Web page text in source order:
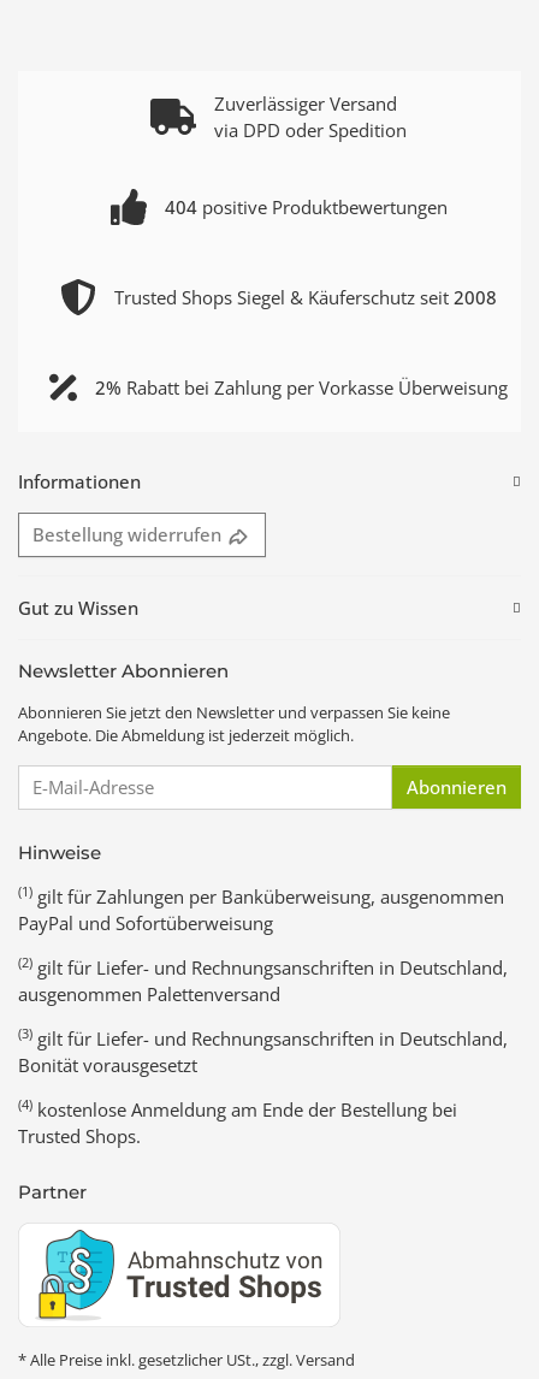
Zuverlässiger Versand
via DPD oder Spedition
404positive Produktbewertungen
Trusted Shops Siegel & Käuferschutz seit 2008
2% Rabatt bei Zahlung per Vorkasse Überweisung
Informationen
Bestellung widerrufen
Gut zu Wissen
Newsletter Abonnieren
Abonnieren Sie jetzt den Newsletter und verpassen Sie keine
Angebote. Die Abmeldung ist jederzeit möglich.
E-Mail-Adresse Abonnieren
Hinweise
(1) gilt für Zahlungen per Banküberweisung, ausgenommen
PayPal und Sofortüberweisung
(2) gilt für Liefer- und Rechnungsanschriften in Deutschland,
ausgenommen Palettenversand
(3) gilt für Liefer- und Rechnungsanschriften in Deutschland,
Bonität vorausgesetzt
(4) kostenlose Anmeldung am Ende der Bestellung bei
Trusted Shops.
Partner
* Alle Preise inkl. gesetzlicher USt., zzgl.Versand